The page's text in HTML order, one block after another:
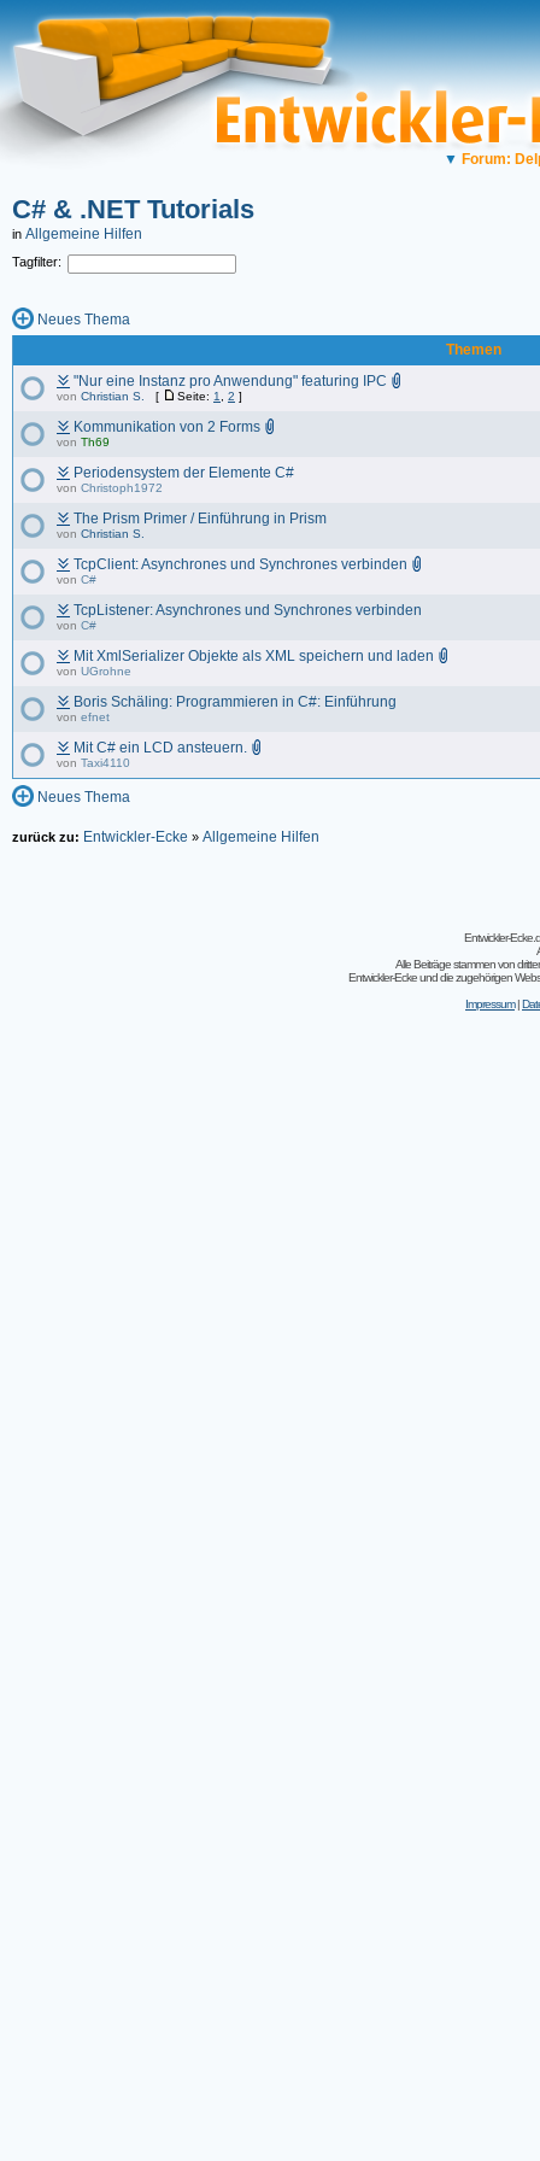
▼ Forum:
C# & .NET Tutorials
in Allgemeine Hilfen
Tagfilter:
Neues Thema
Themen
"Nur eine Instanz pro Anwendung" featuring IPC
von Christian S. [ Seite: 1 2 ]
Kommunikation von 2 Forms
von Th69
Periodensystem der Elemente C#
von Christoph1972
The Prism Primer / Einführung in Prism
von Christian S.
TcpClient: Asynchrones und Synchrones verbinden
von C#
TcpListener: Asynchrones und Synchrones verbinden
von C#
Mit XmlSerializer Objekte als XML speichern und laden
von UGrohne
Boris Schäling: Programmieren in C#: Einführung
von efnet
Mit C# ein LCD ansteuern.
von Taxi4110
Neues Thema
zurück zu: Entwickler-Ecke » Allgemeine Hilfen
Entwickler-
Alle Beiträge stammen von
Entwickler-Ecke und die zugehörigen
Impressum|